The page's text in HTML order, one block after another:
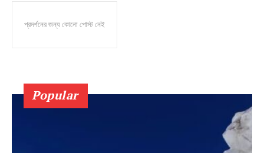
প্রদর্শনের জন্য কোনো পোস্ট নেই
Popular